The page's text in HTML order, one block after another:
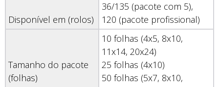
Disponível em (rolos)
36/135 (pacote com 5),
120 (pacote profissional)
Tamanho do pacote
(folhas)
10 folhas (4x5, 8x10,
11x14, 20x24)
25 folhas (4x10)
50 folhas (5x7, 8x10,